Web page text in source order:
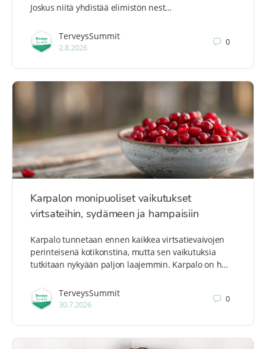
Joskus niitä yhdistää elimistön nest…
TerveysSummit
2.8.2026
0
Karpalon monipuoliset vaikutukset
virtsateihin, sydämeen ja hampaisiin
Karpalo tunnetaan ennen kaikkea virtsatievaivojen
perinteisenä kotikonstina, mutta sen vaikutuksia
tutkitaan nykyään paljon laajemmin. Karpalo on h…
TerveysSummit
30.7.2026
0